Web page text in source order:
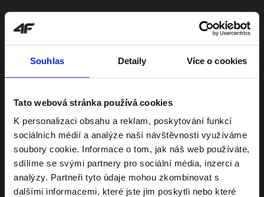
Souhlas Detaily Více o cookies
Tato webová stránka používá cookies
K personalizaci obsahu a reklam, poskytování funkcí
sociálních médií a analýze naší návštěvnosti využíváme
soubory cookie. Informace o tom, jak náš web používáte,
sdílíme se svými partnery pro sociální média, inzerci a
analýzy. Partneři tyto údaje mohou zkombinovat s
dalšími informacemi, které jste jim poskytli nebo které